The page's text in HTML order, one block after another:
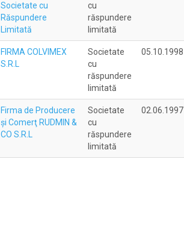
Societate cu
Răspundere
Limitată
cu
răspundere
limitată
FIRMA COLVIMEX
S.R.L
Societate
cu
răspundere
limitată
05.10.1998
Firma de Producere
şi Comerţ RUDMIN &
CO S.R.L
Societate
cu
răspundere
limitată
02.06.1997